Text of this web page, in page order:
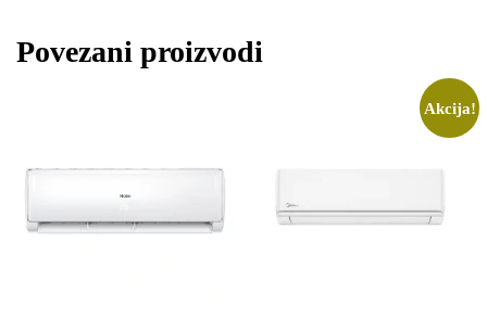
Povezani proizvodi
Akcija!